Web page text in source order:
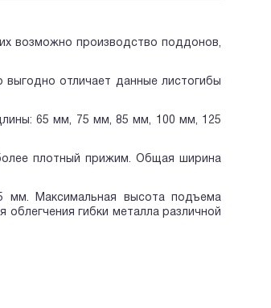
возможно производство поддонов,
отличает данные листогибы
65 мм, 75 мм, 85 мм, 100 мм, 125
плотный прижим. Общая ширина
мм. Максимальная высота подъема
гибки металла различной